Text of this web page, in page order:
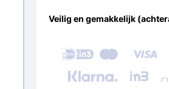
Veilig en gemakkelijk